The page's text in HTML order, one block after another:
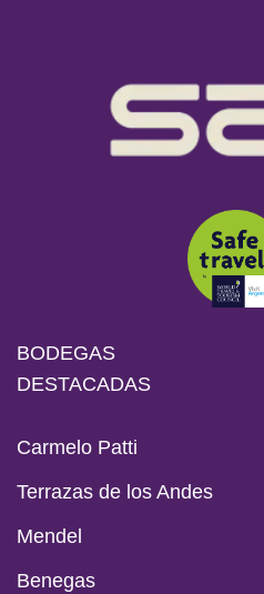
BODEGAS
DESTACADAS
Carmelo Patti
Terrazas de los Andes
Mendel
Benegas